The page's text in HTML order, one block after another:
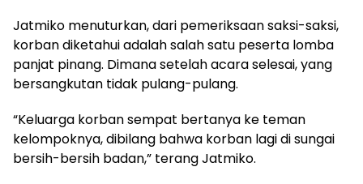
Jatmiko menuturkan, dari pemeriksaan saksi-saksi,
korban diketahui adalah salah satu peserta lomba
panjat pinang. Dimana setelah acara selesai, yang
bersangkutan tidak pulang-pulang.
“Keluarga korban sempat bertanya ke teman
kelompoknya, dibilang bahwa korban lagi di sungai
bersih-bersih badan,” terang Jatmiko.